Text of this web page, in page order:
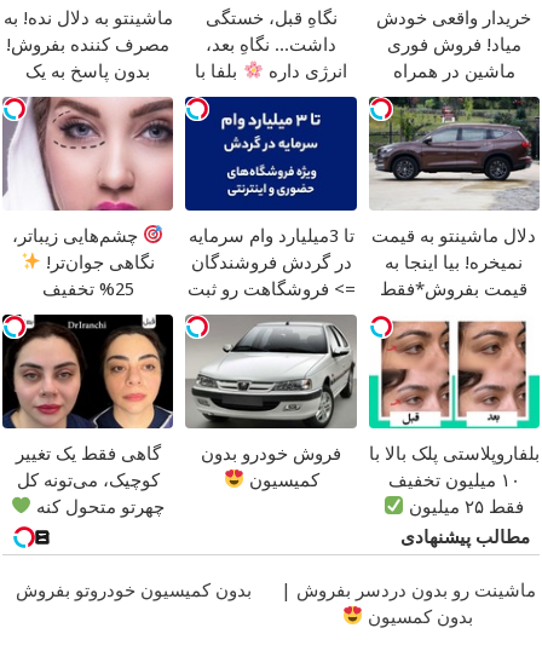
خریدار واقعی خودش
میاد! فروش فوری
ماشین در همراه
مکانیک
نگاهِ قبل، خستگی
داشت... نگاهِ بعد،
انرژی داره
بلفا با
25% تخفیف
ماشینتو به دلال نده! به
مصرف کننده بفروش!
بدون پاسخ به یک
تماس
دلال ماشینتو به قیمت
نمیخره! بیا اینجا به
قیمت بفروش*فقط
خریدار واقعی*
تا 3میلیارد وام سرمایه
در گردش فروشندگان
=> فروشگاهت رو ثبت
کن
چشم‌هایی زیباتر،
نگاهی جوان‌تر!
25% تخفیف
بلفاروپلاستی
بلفاروپلاستی پلک بالا با
۱۰ میلیون تخفیف
فقط ۲۵ میلیون
فروش خودرو بدون
کمیسیون
گاهی فقط یک تغییر
کوچیک، می‌تونه کل
چهرتو متحول کنه
تغییر طبیعی
مطالب پیشنهادی
ماشینت رو بدون دردسر بفروش |
بدون کمسیون
بدون کمیسیون خودروتو بفروش